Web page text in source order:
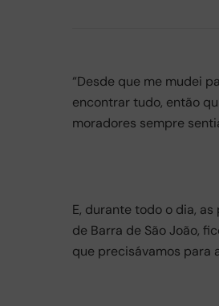
“Desde que me mudei
encontrar tudo, então
moradores sempre
E, durante todo o dia,
de Barra de São João,
que precisávamos para